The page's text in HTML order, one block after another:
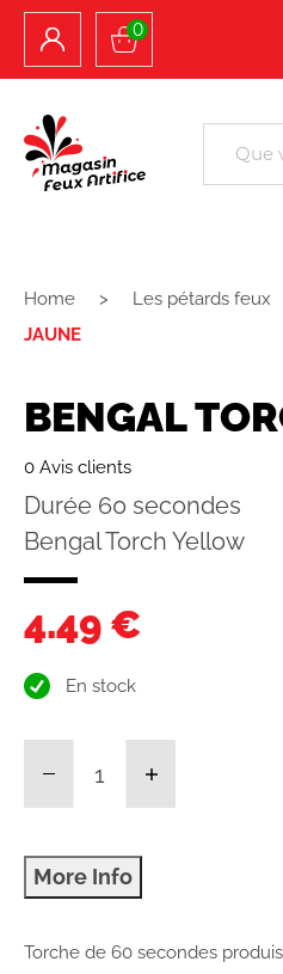
0
Home Les pétards feux
JAUNE
BENGAL
0 Avis clients
Durée 60 secondes
Bengal Torch Yellow
4.49 €
En stock
Torche de 60 secondes